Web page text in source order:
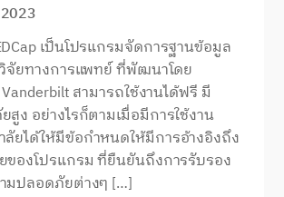
เป็นโปรแกรมจัดการฐานข้อมูล
วิจัยทางการแพทย์ ที่พัฒนาโดย
สามารถใช้งานได้ฟรี มี
ง อย่างไรก็ตามเมื่อมีการใช้งาน
ลัยได้ให้มีข้อกำหนดให้มีการอ้างอิงถึง
ของโปรแกรม ที่ยืนยันถึงการรับรอง
มปลอดภัยต่างๆ […]